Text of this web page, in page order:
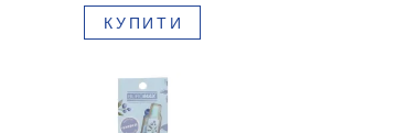
КУПИТИ